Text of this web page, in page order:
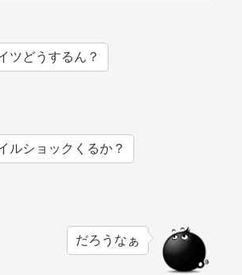
ツどうするん？
ルショックくるか？
だろうなぁ